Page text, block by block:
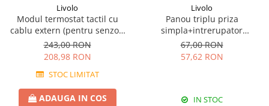
Livolo
Modul termostat tactil cu
cablu extern (pentru senzor)
model 23 white
243,00 RON
208,98 RON
STOC LIMITAT
ADAUGA IN COS
Livolo
Panou triplu priza
simpla+intrerupator
simplu+intrerupator simplu
Livolo
67,00 RON
57,62 RON
IN STOC